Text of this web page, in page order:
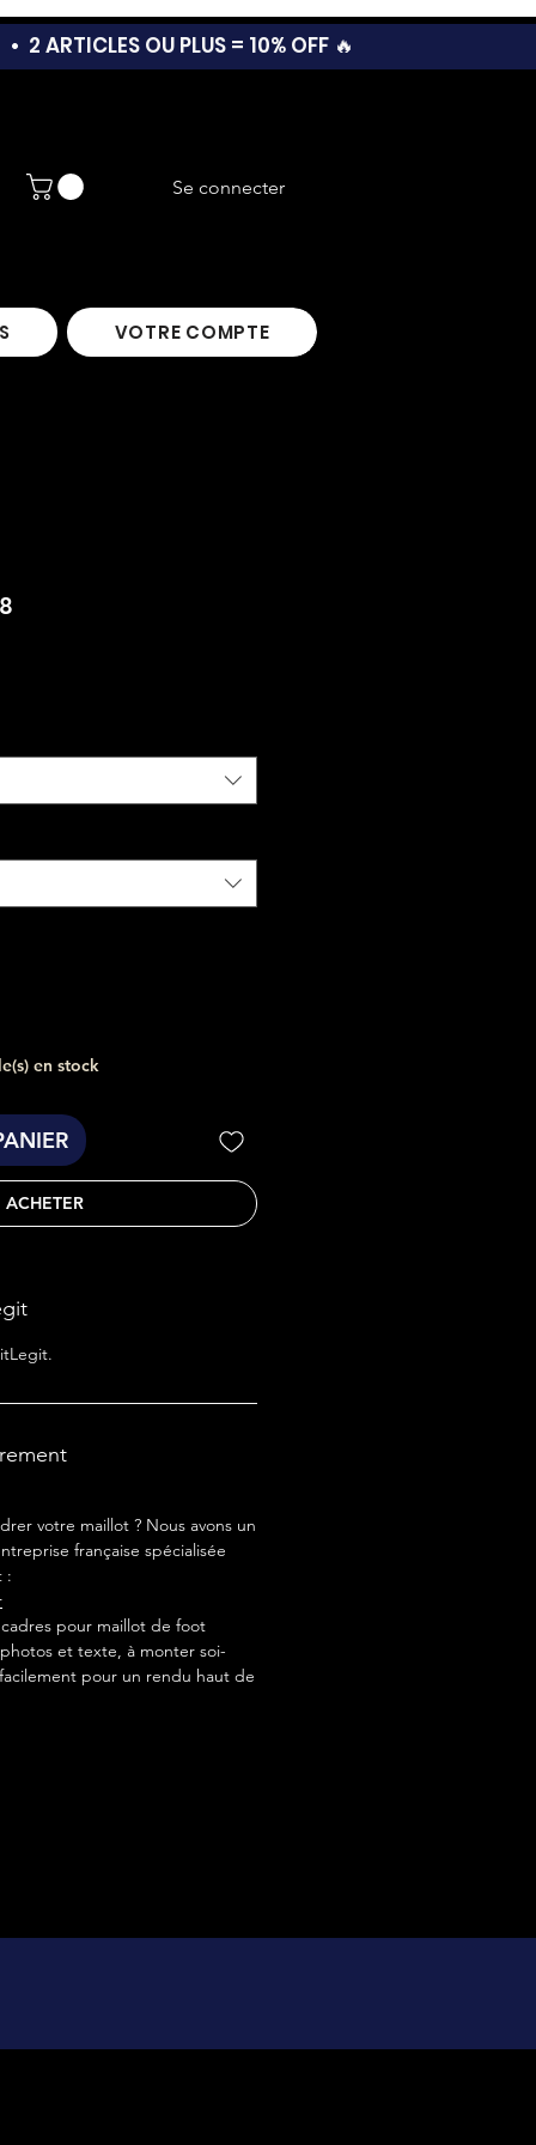
• 2 ARTICLES OU PLUS = 10% OFF 🔥
Se connecter
VOTRE COMPTE
en stock
ACHETER
votre maillot ? Nous avons un
française spécialisée
:
pour maillot de foot
et texte, à monter soi-
pour un rendu haut de